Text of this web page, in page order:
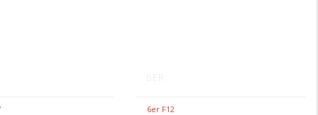
6er F12